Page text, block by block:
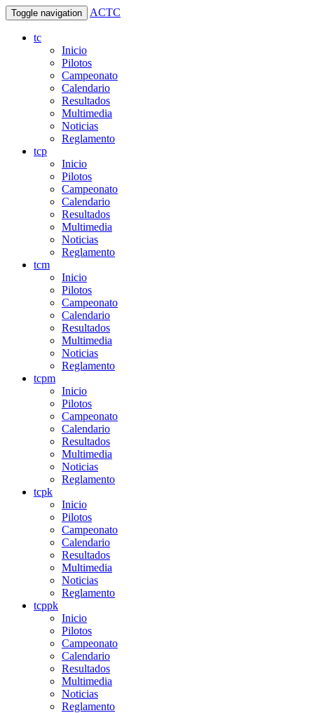
Toggle navigation ACTC
tc
Inicio
Pilotos
Campeonato
Calendario
Resultados
Multimedia
Noticias
Reglamento
tcp
Inicio
Pilotos
Campeonato
Calendario
Resultados
Multimedia
Noticias
Reglamento
tcm
Inicio
Pilotos
Campeonato
Calendario
Resultados
Multimedia
Noticias
Reglamento
tcpm
Inicio
Pilotos
Campeonato
Calendario
Resultados
Multimedia
Noticias
Reglamento
tcpk
Inicio
Pilotos
Campeonato
Calendario
Resultados
Multimedia
Noticias
Reglamento
tcppk
Inicio
Pilotos
Campeonato
Calendario
Resultados
Multimedia
Noticias
Reglamento